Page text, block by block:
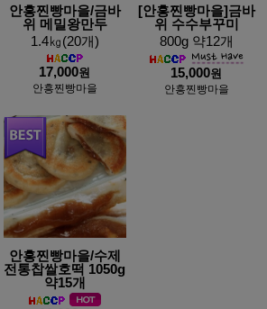
안흥찐빵마을/금바
위 메밀왕만두
1.4㎏(20개)
17,000원
안흥찐빵마을
[안흥찐빵마을]금바
위 수수부꾸미
800g 약12개
15,000원
안흥찐빵마을
안흥찐빵마을/수제
전통찹쌀호떡 1050g
약15개